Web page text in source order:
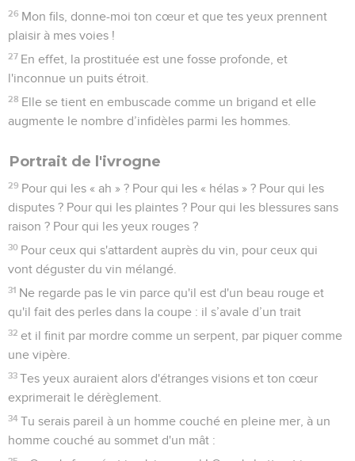
26 Mon fils, donne-moi ton cœur et que tes yeux prennent
plaisir à mes voies !
27 En effet, la prostituée est une fosse profonde, et
l'inconnue un puits étroit.
28 Elle se tient en embuscade comme un brigand et elle
augmente le nombre d’infidèles parmi les hommes.
Portrait de l'ivrogne
29 Pour qui les « ah » ? Pour qui les « hélas » ? Pour qui les
disputes ? Pour qui les plaintes ? Pour qui les blessures sans
raison ? Pour qui les yeux rouges ?
30 Pour ceux qui s'attardent auprès du vin, pour ceux qui
vont déguster du vin mélangé.
31 Ne regarde pas le vin parce qu'il est d'un beau rouge et
qu'il fait des perles dans la coupe : il s’avale d’un trait
32 et il finit par mordre comme un serpent, par piquer comme
une vipère.
33 Tes yeux auraient alors d'étranges visions et ton cœur
exprimerait le dérèglement.
34 Tu serais pareil à un homme couché en pleine mer, à un
homme couché au sommet d'un mât :